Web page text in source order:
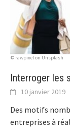
© rawpixel on Unsplash
Interroger les
10 janvier 2019
Des motifs
entreprises à